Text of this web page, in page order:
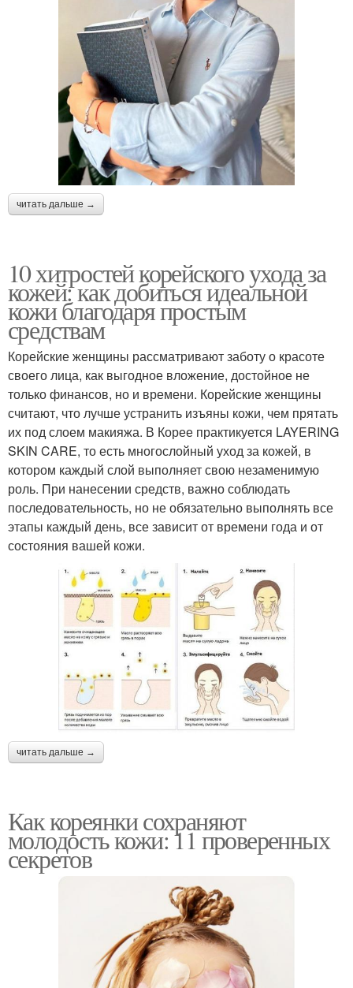
читать дальше →
10 хитростей корейского ухода за
кожей: как добиться идеальной
кожи благодаря простым
средствам
Корейские женщины рассматривают заботу о красоте
своего лица, как выгодное вложение, достойное не
только финансов, но и времени. Корейские женщины
считают, что лучше устранить изъяны кожи, чем прятать
их под слоем макияжа. В Корее практикуется LAYERING
SKIN CARE, то есть многослойный уход за кожей, в
котором каждый слой выполняет свою незаменимую
роль. При нанесении средств, важно соблюдать
последовательность, но не обязательно выполнять все
этапы каждый день, все зависит от времени года и от
состояния вашей кожи.
читать дальше →
Как кореянки сохраняют
молодость кожи: 11 проверенных
секретов